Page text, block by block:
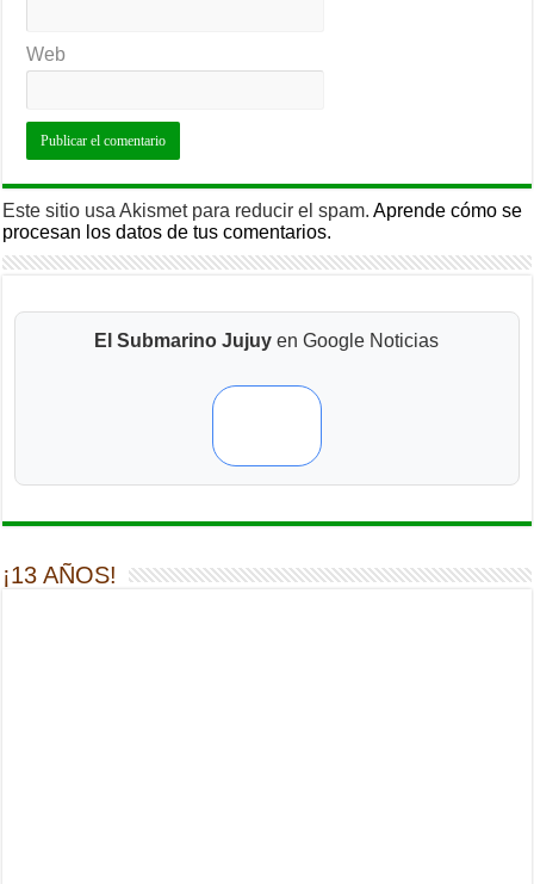
Web
Este sitio usa Akismet para reducir el spam.Aprende cómo se
procesan los datos de tus comentarios.
El Submarino Jujuy en Google Noticias
¡13 AÑOS!